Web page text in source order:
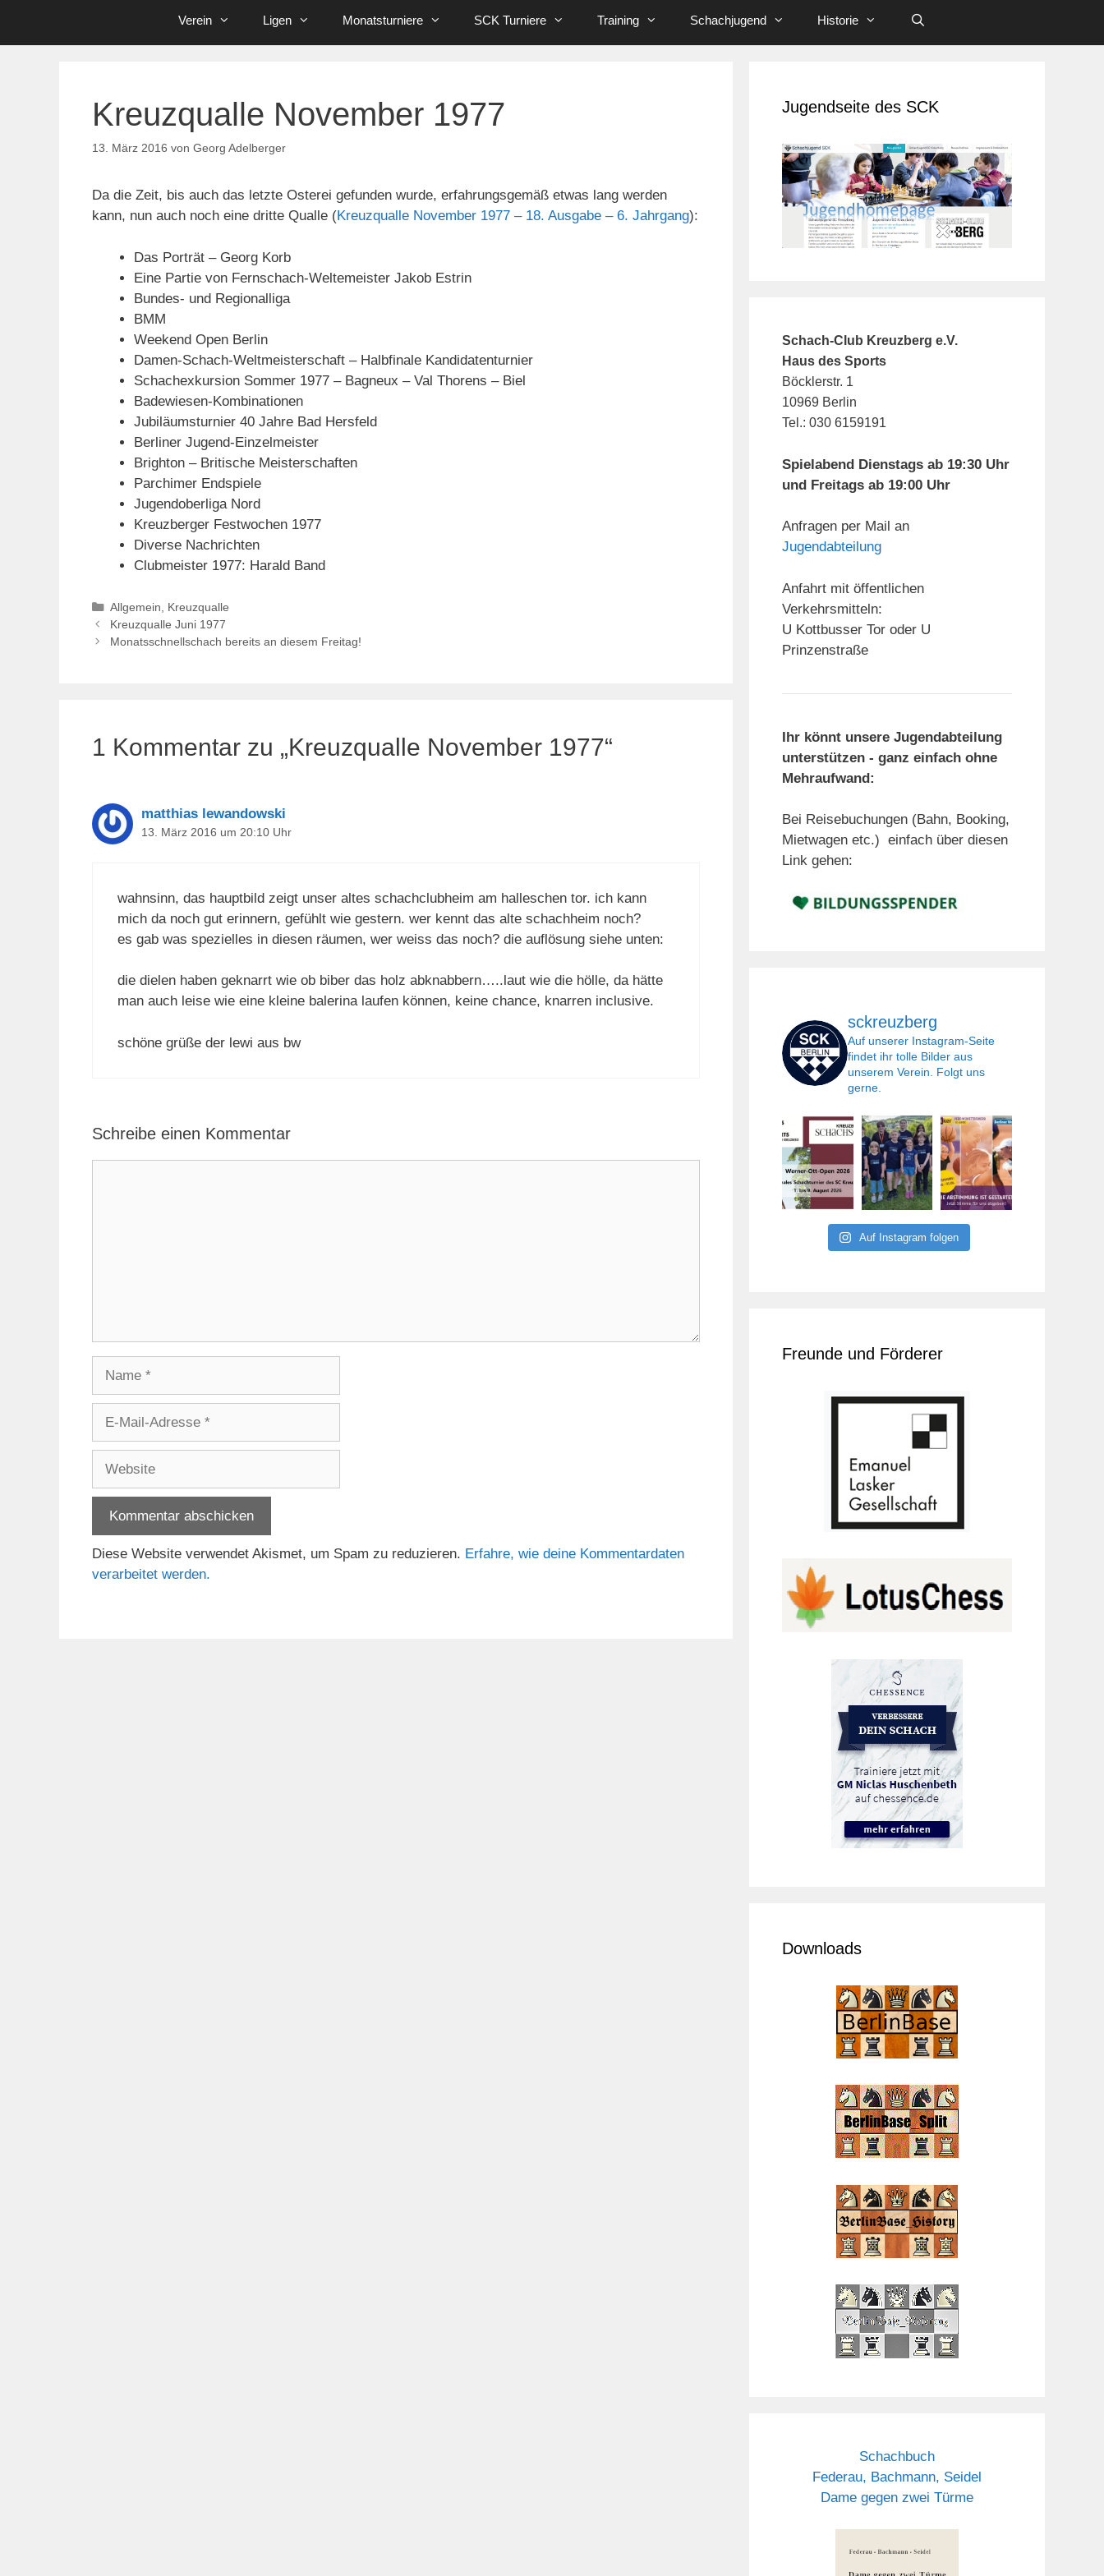
Verein Ligen Monatsturniere SCK Turniere Training Schachjugend Historie
Kreuzqualle November 1977
13. März 2016 von Georg Adelberger
Da die Zeit, bis auch das letzte Osterei gefunden wurde, erfahrungsgemäß etwas lang werden
kann, nun auch noch eine dritte Qualle (Kreuzqualle November 1977 – 18. Ausgabe – 6. Jahrgang):
Das Porträt – Georg Korb
Eine Partie von Fernschach-Weltemeister Jakob Estrin
Bundes- und Regionalliga
BMM
Weekend Open Berlin
Damen-Schach-Weltmeisterschaft – Halbfinale Kandidatenturnier
Schachexkursion Sommer 1977 – Bagneux – Val Thorens – Biel
Badewiesen-Kombinationen
Jubiläumsturnier 40 Jahre Bad Hersfeld
Berliner Jugend-Einzelmeister
Brighton – Britische Meisterschaften
Parchimer Endspiele
Jugendoberliga Nord
Kreuzberger Festwochen 1977
Diverse Nachrichten
Clubmeister 1977: Harald Band
Kategorien
Allgemein, Kreuzqualle
Kreuzqualle Juni 1977
Monatsschnellschach bereits an diesem Freitag!
1 Kommentar zu „Kreuzqualle November 1977“
matthias lewandowski
13. März 2016 um 20:10 Uhr
wahnsinn, das hauptbild zeigt unser altes schachclubheim am halleschen tor. ich kann
mich da noch gut erinnern, gefühlt wie gestern. wer kennt das alte schachheim noch?
es gab was spezielles in diesen räumen, wer weiss das noch? die auflösung siehe unten:
die dielen haben geknarrt wie ob biber das holz abknabbern…..laut wie die hölle, da hätte
man auch leise wie eine kleine balerina laufen können, keine chance, knarren inclusive.
schöne grüße der lewi aus bw
Schreibe einen Kommentar
Adresse
Diese Website verwendet Akismet, um Spam zu reduzieren. Erfahre, wie deine Kommentardaten
verarbeitet werden.
Jugendseite des SCK
Schach-Club Kreuzberg e.V.
Haus des Sports
Böcklerstr. 1
10969 Berlin
Tel.: 030 6159191
Spielabend Dienstags ab 19:30 Uhr
und Freitags ab 19:00 Uhr
Anfragen per Mail an
Jugendabteilung
Anfahrt mit öffentlichen
Verkehrsmitteln:
U Kottbusser Tor oder U
Prinzenstraße
Ihr könnt unsere Jugendabteilung
unterstützen - ganz einfach ohne
Mehraufwand:
Bei Reisebuchungen (Bahn, Booking,
Mietwagen etc.) einfach über diesen
Link gehen:
sckreuzberg
Auf unserer Instagram-Seite
findet ihr tolle Bilder aus
unserem Verein. Folgt uns
gerne.
Auf Instagram folgen
Freunde und Förderer
Downloads
Schachbuch
Federau, Bachmann, Seidel
Dame gegen zwei Türme